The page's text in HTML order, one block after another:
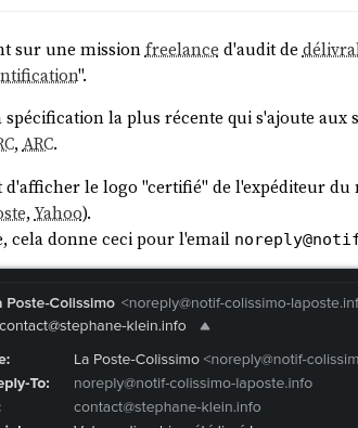
sur une missionfreelance d'audit de
".
spécification la plus récente qui s'ajoute
,ARC.
le logo "certifié" de l'expéditeur du
, Yahoo).
cela donne ceci pour l'email